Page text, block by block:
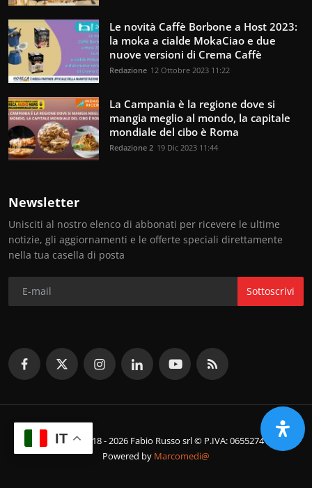
Le novità Caffè Borbone a Host 2023:
la moka a cialde MokaCiao e due
nuove versioni di Crema Caffè
Redazione 12 Ottobre 2023 11:22
La Campania è la regione dove si
mangia meglio al mondo, la capitale
mondiale del cibo è Roma
Redazione 2 19 Dic 2023 11:44
Newsletter
Unisciti al nostro elenco di abbonati per ricevere le ultime
notizie, gli aggiornamenti e le offerte speciali direttamente
nella tua casella di posta
Sottoscrivi
© Copyright 2018 - 2026 Fabio Russo srl © P.IVA: 06552741214
Powered by Marcomedi@
IT